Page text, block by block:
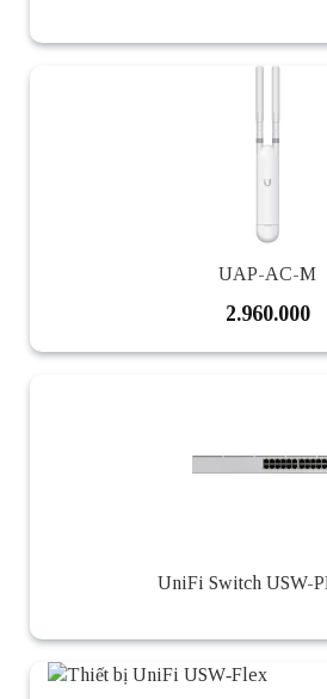
UAP-AC-M
2.960.000
UniFi Switch USW-